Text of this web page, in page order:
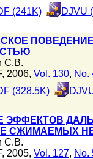
(241K)
DJVU
С.В.
2006, Vol. 130, No.
(328.5K)
ЭФФЕКТОВ
СЖИМАЕМЫХ
С.В.
2005, Vol. 127, No.